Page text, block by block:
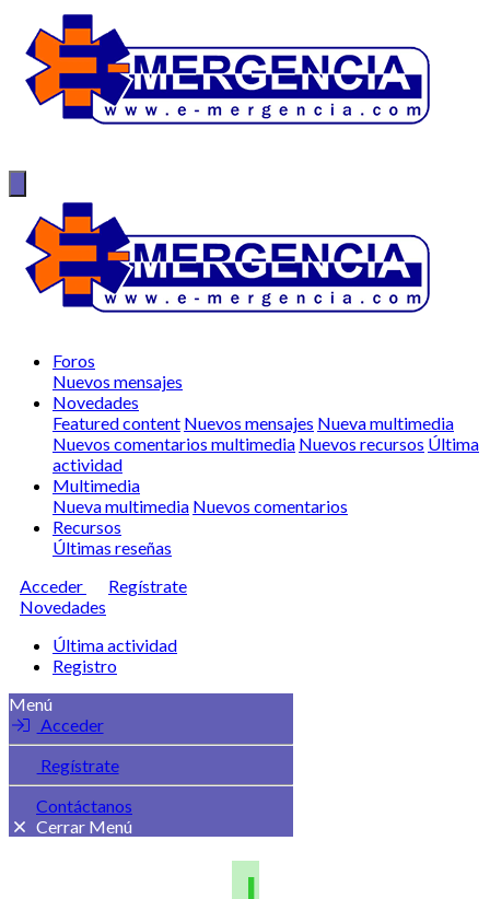
Foros
Nuevos mensajes
Novedades
Featured content Nuevos mensajes Nueva multimedia
Nuevos comentarios multimedia Nuevos recursos Última
actividad
Multimedia
Nueva multimedia Nuevos comentarios
Recursos
Últimas reseñas
Acceder
Regístrate
Novedades
Última actividad
Registro
Menú
Acceder
Regístrate
Contáctanos
Cerrar Menú